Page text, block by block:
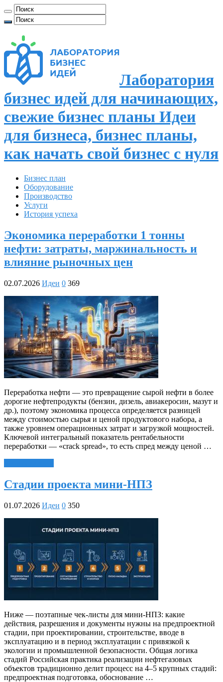
Лаборатория
бизнес идей для начинающих,
свежие бизнес планы Идеи
для бизнеса, бизнес планы,
как начать свой бизнес с нуля
Бизнес план
Оборудование
Производство
Услуги
История успеха
Экономика переработки 1 тонны
нефти: затраты, маржинальность и
влияние рыночных цен
02.07.2026 Идеи 0 369
Переработка нефти — это превращение сырой нефти в более
дорогие нефтепродукты (бензин, дизель, авиакеросин, мазут и
др.), поэтому экономика процесса определяется разницей
между стоимостью сырья и ценой продуктового набора, а
также уровнем операционных затрат и загрузкой мощностей.
Ключевой интегральный показатель рентабельности
переработки — «crack spread», то есть спред между ценой …
Стадии проекта мини-НПЗ
01.07.2026 Идеи 0 350
Ниже — поэтапные чек‑листы для мини‑НПЗ: какие
действия, разрешения и документы нужны на предпроектной
стадии, при проектировании, строительстве, вводе в
эксплуатацию и в период эксплуатации с привязкой к
экологии и промышленной безопасности. Общая логика
стадий Российская практика реализации нефтегазовых
объектов традиционно делит процесс на 4–5 крупных стадий:
предпроектная подготовка, обоснование …